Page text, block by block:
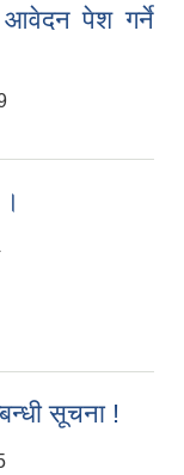
आवेदन पेश गर्ने
सूचना !